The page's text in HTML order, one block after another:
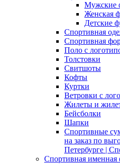
Мужские
Женская
Детские
Спортивная
Спортивная
Поло с
Толстовки
Свитшоты
Кофты
Куртки
Ветровки с
Жилеты и
Бейсболки
Шапки
Спортивные
на заказ по
Петербурге |
Спортивная именная